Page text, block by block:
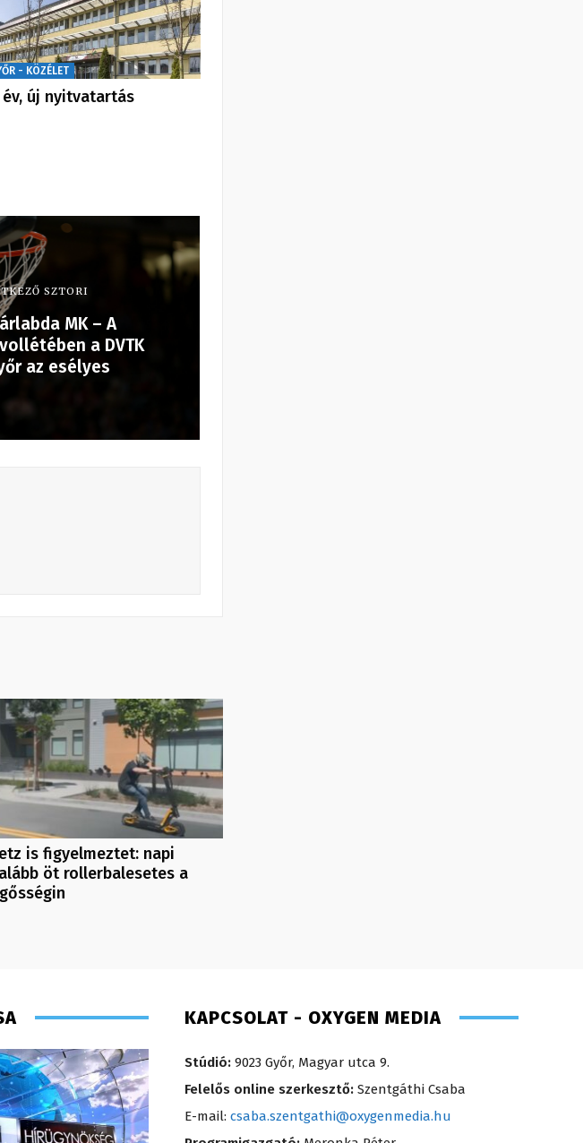
- KÖZÉLET
év, új nyitvatartás
SZTORI
MK – A
a DVTK
az esélyes
is figyelmeztet: napi
öt rollerbalesetes a
KAPCSOLAT - OXYGEN MEDIA
Stúdió: 9023 Győr, Magyar utca 9.
Felelős online szerkesztő: Szentgáthi Csaba
E-mail: csaba.szentgathi@oxygenmedia.hu